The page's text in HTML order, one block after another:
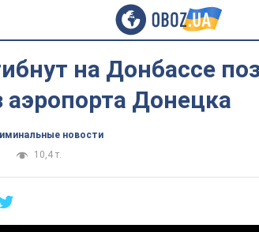
на Донбассе
аэропорта Донецка
новости
10,4 т.